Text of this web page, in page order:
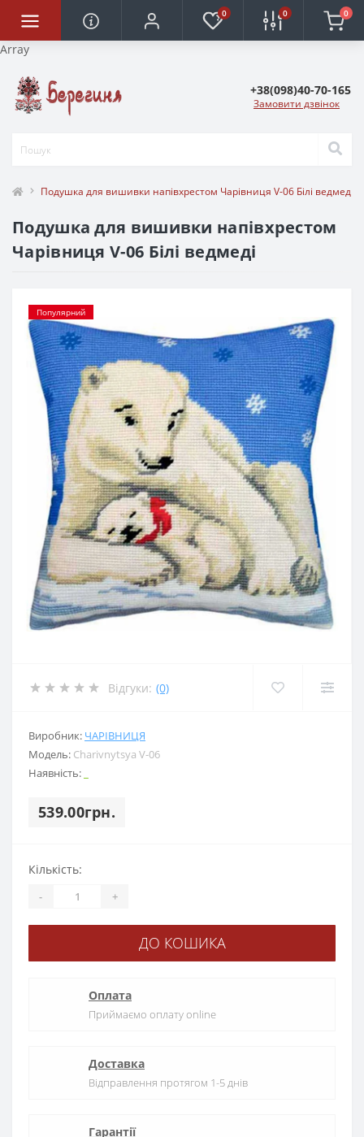
Array
0 0 0
+38(098)40-70-165
Замовити дзвінок
Подушка для вишивки напівхрестом Чарівниця V-06 Білі ведмеді
Подушка для вишивки напівхрестом
Чарівниця V-06 Білі ведмеді
Популярний
Відгуки: (0)
Виробник: ЧАРІВНИЦЯ
Модель: Charіvnytsya V-06
Наявність:
539.00грн.
Кількість:
- +
ДО КОШИКА
Оплата
Приймаємо оплату online
Доставка
Відправлення протягом 1-5 днів
Гарантії